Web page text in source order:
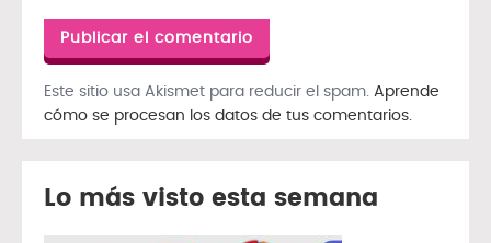
Este sitio usa Akismet para reducir el spam. Aprende
cómo se procesan los datos de tus comentarios.
Lo más visto esta semana